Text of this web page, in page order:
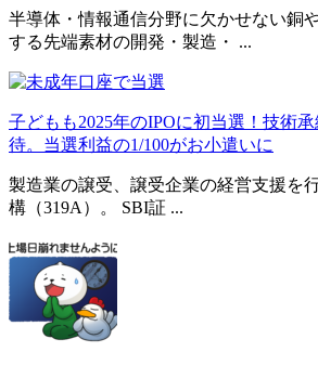
半導体・情報通信分野に欠かせない銅
する先端素材の開発・製造・ ...
子どもも2025年のIPOに初当選！技術
待。当選利益の1/100がお小遣いに
製造業の譲受、譲受企業の経営支援を
構（319A）。 SBI証 ...